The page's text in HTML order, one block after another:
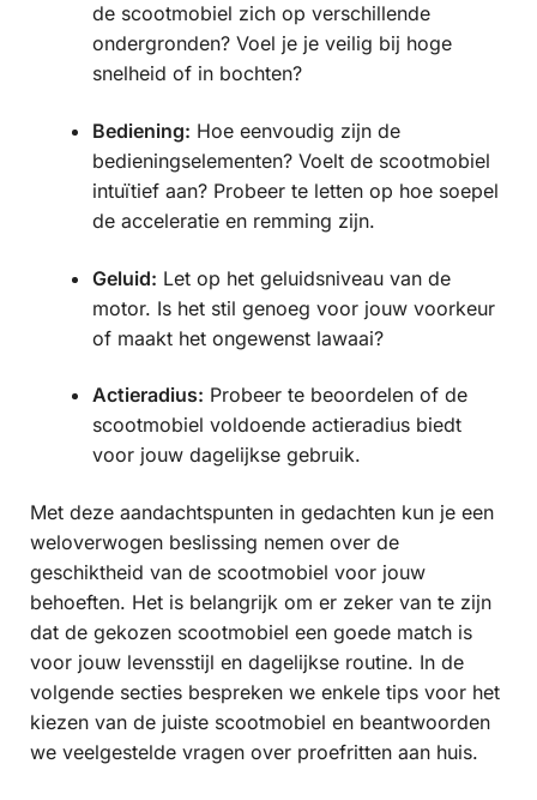
de scootmobiel zich op verschillende
ondergronden? Voel je je veilig bij hoge
snelheid of in bochten?
Bediening: Hoe eenvoudig zijn de
bedieningselementen? Voelt de scootmobiel
intuïtief aan? Probeer te letten op hoe soepel
de acceleratie en remming zijn.
Geluid: Let op het geluidsniveau van de
motor. Is het stil genoeg voor jouw voorkeur
of maakt het ongewenst lawaai?
Actieradius: Probeer te beoordelen of de
scootmobiel voldoende actieradius biedt
voor jouw dagelijkse gebruik.
Met deze aandachtspunten in gedachten kun je een
weloverwogen beslissing nemen over de
geschiktheid van de scootmobiel voor jouw
behoeften. Het is belangrijk om er zeker van te zijn
dat de gekozen scootmobiel een goede match is
voor jouw levensstijl en dagelijkse routine. In de
volgende secties bespreken we enkele tips voor het
kiezen van de juiste scootmobiel en beantwoorden
we veelgestelde vragen over proefritten aan huis.